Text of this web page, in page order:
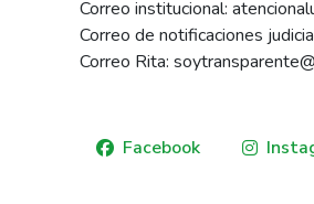
Correo institucional:
Correo de notificaciones
Correo Rita:
Facebook